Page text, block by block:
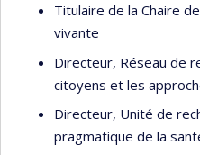
Titulaire de la Chaire
vivante
Directeur, Réseau de
citoyens et les
Directeur, Unité de
pragmatique de la